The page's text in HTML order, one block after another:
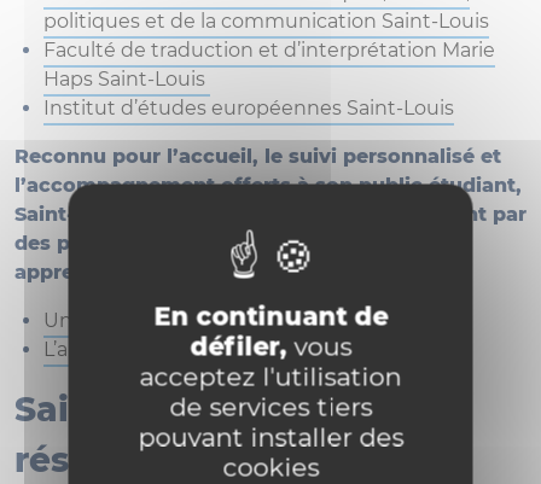
En continuant de
défiler,vous
acceptez l'utilisation
de services tiers
pouvant installer des
cookies
politiques et de la communication Saint-Louis
Faculté de traduction et d’interprétation Marie
Haps Saint-Louis
Institut d’études européennes Saint-Louis
Reconnu pour l’accueil, le suivi personnalisé et
l’accompagnement offerts à son public étudiant,
Saint-Louis Bruxelles se démarque également par
des programmes qui permettent un
apprentissage intensif des langues.
Un campus de proximité
L’apprentissage intensif des langues
Saint-Louis Bruxelles en
résumé